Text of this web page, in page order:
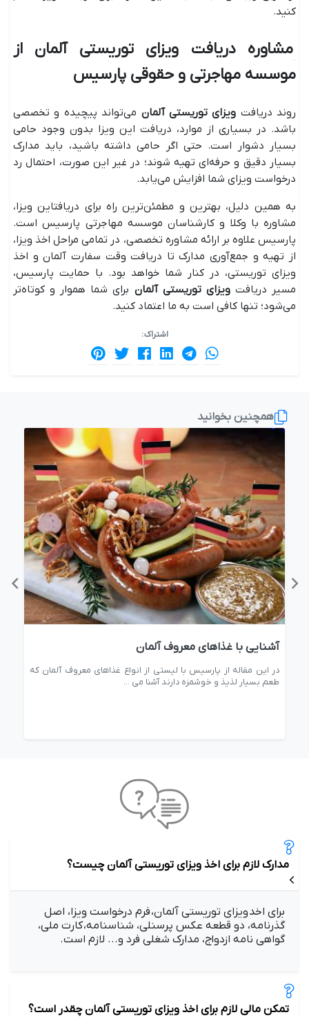
کنید.
مشاوره دریافت ویزای توریستی آلمان از
موسسه مهاجرتی و حقوقی پارسیس
روند دریافت ویزای توریستی آلمان می‌تواند پیچیده و تخصصی
باشد. در بسیاری از موارد، دریافت این ویزا بدون وجود حامی
بسیار دشوار است. حتی اگر حامی داشته باشید، باید مدارک
بسیار دقیق و حرفه‌ای تهیه شوند؛ در غیر این صورت، احتمال رد
درخواست ویزای شما افزایش می‌یابد.
به همین دلیل، بهترین و مطمئن‌ترین راه برای دریافتاین ویزا،
مشاوره با وکلا و کارشناسان موسسه مهاجرتی پارسیس است.
پارسیس علاوه بر ارائه مشاوره تخصصی، در تمامی مراحل اخذ ویزا،
از تهیه و جمع‌آوری مدارک تا دریافت وقت سفارت آلمان و اخذ
ویزای توریستی، در کنار شما خواهد بود. با حمایت پارسیس،
مسیر دریافتویزای توریستی آلمان برای شما هموار و کوتاه‌تر
می‌شود؛ تنها کافی است به ما اعتماد کنید.
اشتراک :
همچنین بخوانید
آشنایی با غذاهای معروف آلمان
در این مقاله از پارسیس با لیستی از انواع غذاهای معروف آلمان که
طعم بسیار لذیذ و خوشمزه دارند آشنا می ...
مدارک لازم برای اخذ ویزای توریستی آلمان چیست؟
برای اخد ویزای توریستی آلمان، فرم درخواست ویزا، اصل
گذرنامه، دو قطعه عکس پرسنلی، شناسنامه، کارت ملی،
گواهی نامه ازدواج، مدارک شغلی فرد و... لازم است.
تمکن مالی لازم برای اخذ ویزای توریستی آلمان چقدر است؟